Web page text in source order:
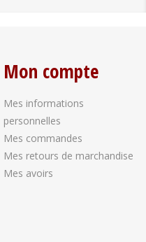
Mon compte
Mes informations
personnelles
Mes commandes
Mes retours de marchandise
Mes avoirs